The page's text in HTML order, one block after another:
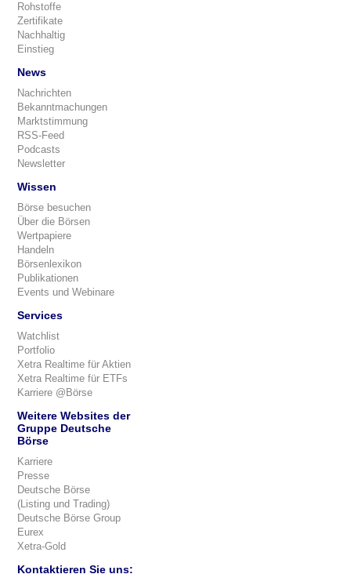
Rohstoffe
Zertifikate
Nachhaltig
Einstieg
News
Nachrichten
Bekanntmachungen
Marktstimmung
RSS-Feed
Podcasts
Newsletter
Wissen
Börse besuchen
Über die Börsen
Wertpapiere
Handeln
Börsenlexikon
Publikationen
Events und Webinare
Services
Watchlist
Portfolio
Xetra Realtime für Aktien
Xetra Realtime für ETFs
Karriere @Börse
Weitere Websites der
Gruppe Deutsche
Börse
Karriere
Presse
Deutsche Börse
(Listing und Trading)
Deutsche Börse Group
Eurex
Xetra-Gold
Kontaktieren Sie uns: